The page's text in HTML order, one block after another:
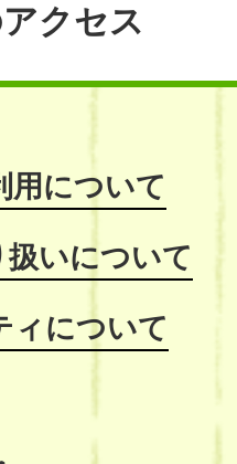
クセス
用について
いについて
ィについて